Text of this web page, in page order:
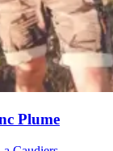
Plume